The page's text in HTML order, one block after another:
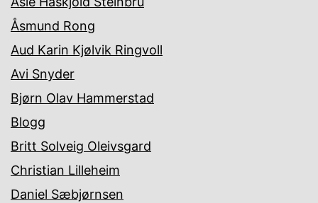
Åsmund Rong
Aud Karin Kjølvik Ringvoll
Avi Snyder
Bjørn Olav Hammerstad
Blogg
Britt Solveig Oleivsgard
Christian Lilleheim
Daniel Sæbjørnsen